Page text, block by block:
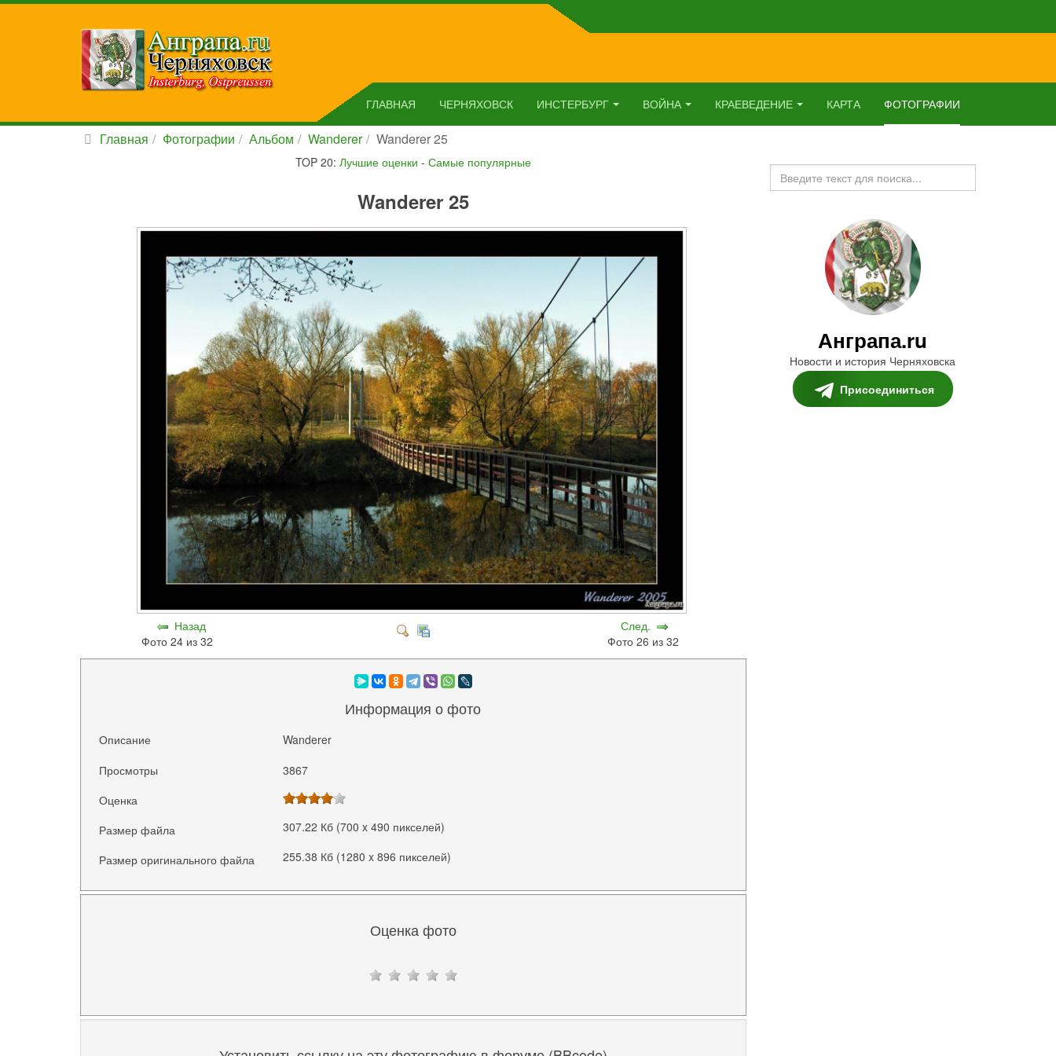
ГЛАВНАЯ ЧЕРНЯХОВСК ИНСТЕРБУРГ ВОЙНА КРАЕВЕДЕНИЕ КАРТА ФОТОГРАФИИ
Главная Фотографии Альбом Wanderer Wanderer 25
TOP 20: Лучшие оценки - Самые популярные
Wanderer 25
Назад
Фото 24 из 32
След.
Фото 26 из 32
Информация о фото
Описание
Wanderer
Просмотры
3867
Оценка
Размер файла
307.22 Кб (700 x 490 пикселей)
Размер оригинального файла 255.38 Кб (1280 x 896 пикселей)
Оценка фото
Искать...
Анграпа.ru
Новости и история Черняховска
Присоединиться